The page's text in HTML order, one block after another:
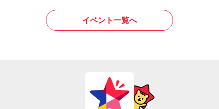
イベント一覧へ